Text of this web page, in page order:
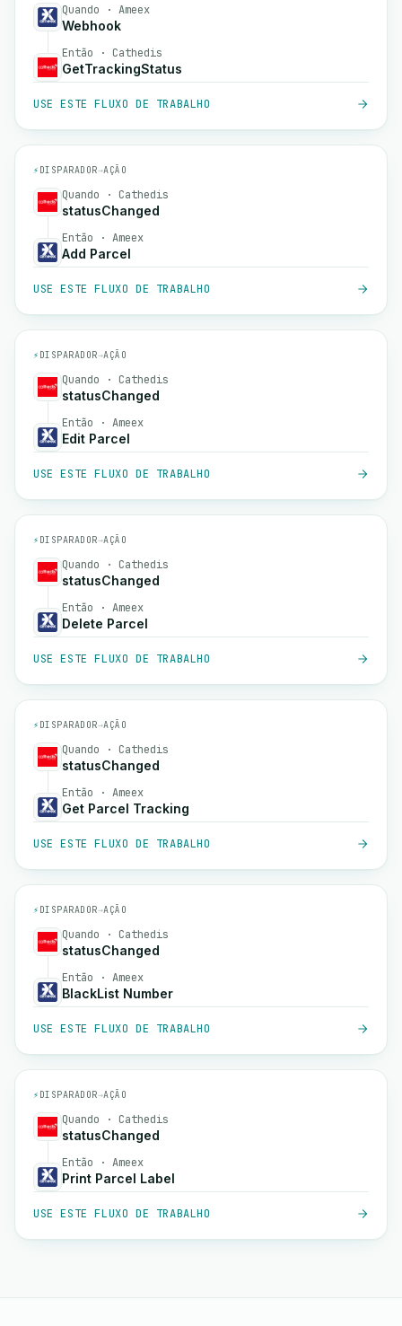
Quando · Ameex
Webhook
Então · Cathedis
GetTrackingStatus
USE ESTE FLUXO DE TRABALHO
⚡ DISPARADOR→AÇÃO
Quando · Cathedis
statusChanged
Então · Ameex
Add Parcel
USE ESTE FLUXO DE TRABALHO
⚡ DISPARADOR→AÇÃO
Quando · Cathedis
statusChanged
Então · Ameex
Edit Parcel
USE ESTE FLUXO DE TRABALHO
⚡ DISPARADOR→AÇÃO
Quando · Cathedis
statusChanged
Então · Ameex
Delete Parcel
USE ESTE FLUXO DE TRABALHO
⚡ DISPARADOR→AÇÃO
Quando · Cathedis
statusChanged
Então · Ameex
Get Parcel Tracking
USE ESTE FLUXO DE TRABALHO
⚡ DISPARADOR→AÇÃO
Quando · Cathedis
statusChanged
Então · Ameex
BlackList Number
USE ESTE FLUXO DE TRABALHO
⚡ DISPARADOR→AÇÃO
Quando · Cathedis
statusChanged
Então · Ameex
Print Parcel Label
USE ESTE FLUXO DE TRABALHO